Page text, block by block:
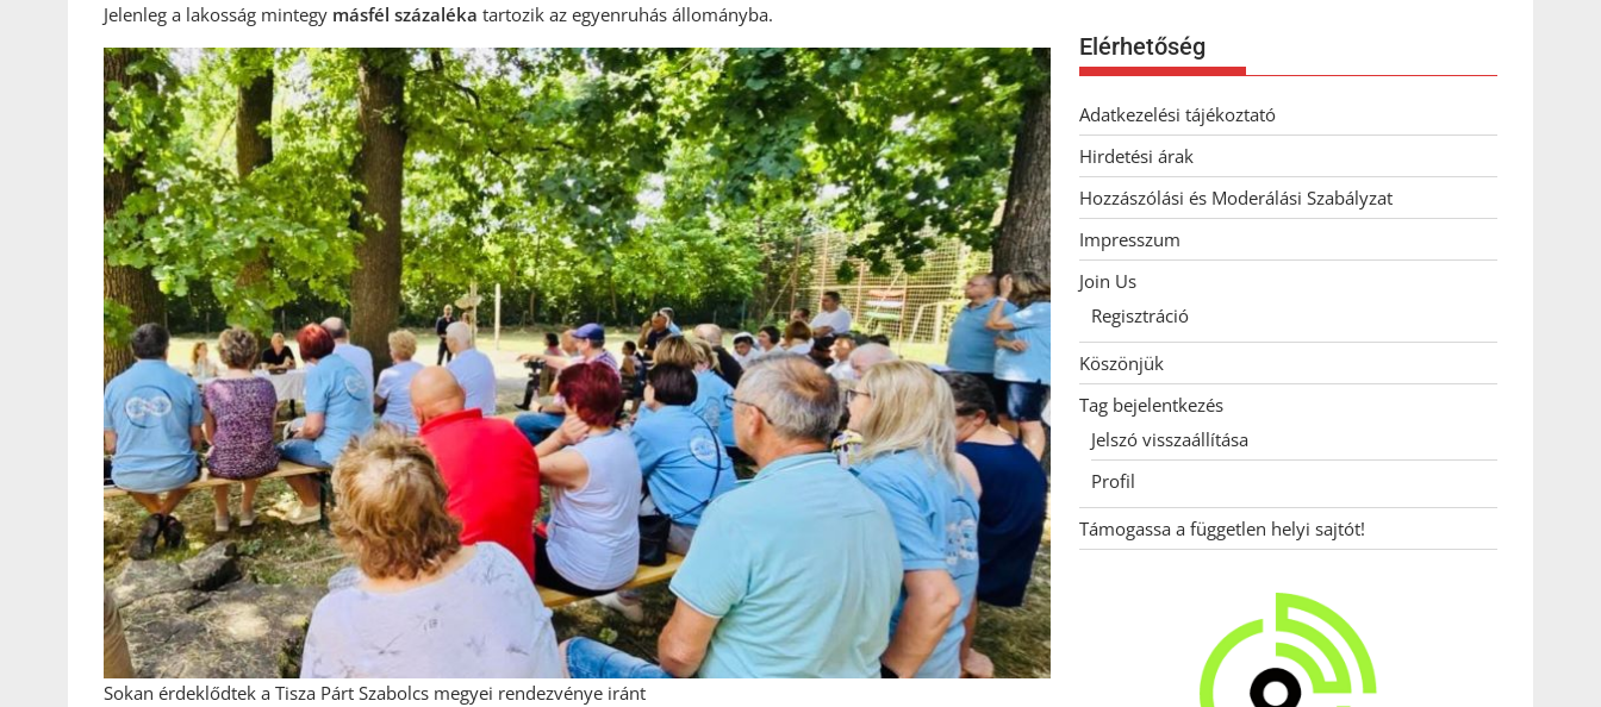
Jelenleg a lakosság mintegy másfél százaléka tartozik az egyenruhás állományba.
Sokan érdeklődtek a Tisza Párt Szabolcs megyei rendezvénye iránt
Elérhetőség
Adatkezelési tájékoztató
Hirdetési árak
Hozzászólási és Moderálási Szabályzat
Impresszum
Join Us
Regisztráció
Köszönjük
Tag bejelentkezés
Jelszó visszaállítása
Profil
Támogassa a független helyi sajtót!